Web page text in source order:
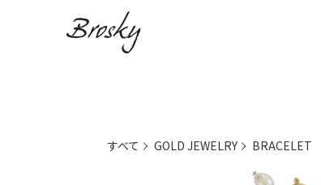
すべて GOLD JEWELRY BRACELET